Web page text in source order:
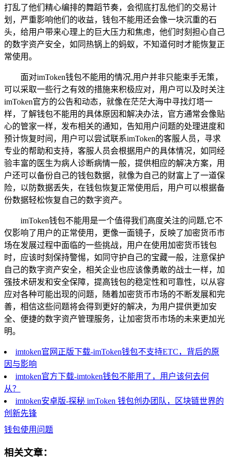
打乱了他们精心编排的舞蹈节奏，会彻底打乱他们的交易计
划，严重影响他们的收益，钱包不能用还会像一块沉重的石
头，给用户带来心理上的巨大压力和焦虑，他们时刻担心自己
的数字资产安全，如同热锅上的蚂蚁，不知道何时才能恢复正
常使用。
面对imToken钱包不能用的情况,用户并非只能束手无策，
可以采取一些行之有效的措施来积极应对，用户可以及时关注
imToken官方的公告和动态，就像在茫茫大海中寻找灯塔一
样，了解钱包不能用的具体原因和解决办法，官方通常会像贴
心的管家一样，发布相关的通知，告知用户问题的处理进度和
预计恢复时间，用户可以尝试联系imToken的客服人员，寻求
专业的帮助和支持，客服人员会根据用户的具体情况，如同经
验丰富的医生为病人诊断病情一般，提供相应的解决方案，用
户还可以备份自己的钱包数据，就像为自己的财富上了一道保
险，以防数据丢失，在钱包恢复正常使用后，用户可以根据备
份数据轻松恢复自己的数字资产。
imToken钱包不能用是一个值得我们高度关注的问题,它不
仅影响了用户的正常使用，更像一面镜子，反映了加密货币市
场在发展过程中面临的一些挑战，用户在使用加密货币钱包
时，应该时刻保持警惕，如同守护自己的宝藏一般，注意保护
自己的数字资产安全，相关企业也应该像勇敢的战士一样，加
强技术研发和安全保障，提高钱包的稳定性和可靠性，以从容
应对各种可能出现的问题，随着加密货币市场的不断发展和完
善，相信这些问题将会得到更好的解决，为用户提供更加安
全、便捷的数字资产管理服务，让加密货币市场的未来更加光
明。
imtoken官网正版下载-imToken钱包不支持ETC，背后的原
因与影响
imtoken官方下载-imtoken钱包不能用了，用户该何去何
从？
imtoken安卓版-探秘 imToken 钱包创办团队，区块链世界的
创新先锋
钱包使用问题
相关文章：